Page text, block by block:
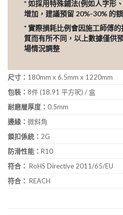
* 如採用特殊鋪法(例如人字形
增加，建議預留 20%-30% 的
* 實際損耗比例會因施工師傅
質而有所不同，以上數據僅供
場情況調整
尺寸： 180mm x 6.5mm x 1220mm
包裝： 8件 (18.91 平方呎) / 盒
耐磨層厚度： 0.5mm
邊緣： 微斜角
鎖扣係統： 2G
防滑性能： R10
符合： RoHS Directive 2011/65/EU
符合： REACH